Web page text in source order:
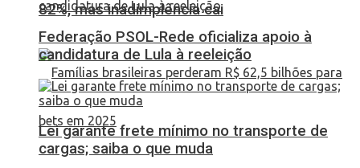
82%, mas inadimplência cai
Federação PSOL-Rede oficializa apoio à
candidatura de Lula à reeleição
Lei garante frete mínimo no transporte de
cargas; saiba o que muda